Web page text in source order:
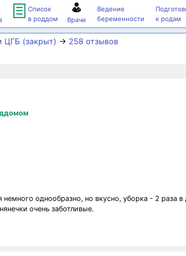
Список
в роддом
Врачи
Ведение
беременности
к родам
ЦГБ (закрыт) → 258 отзывов
однообразно, но вкусно, уборка - 2 раза в
очень заботливые.